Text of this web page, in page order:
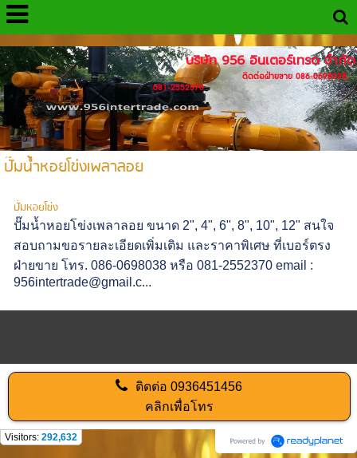
http://www.956intertrade.com
บริษัท 956 อินเตอร์เทรด จำกัด
ติดต่อฝ่ายขาย 086-0698038,
081-2552370
ปั๊มน้ำหอยโข่งเพลาลอย
ปั๊มหอยโข่ง
ปั๊มน้ำหอยโข่งเพลาลอย ขนาด 2", 4", 6", 8", 10", 12" สนใจ
สอบถามขอรายละเอียดเพิ่มเติม และราคาพิเศษ ที่เบอร์ตรง
ฝ่ายขาย โทร. 086-0698038 หรือ 081-2552370 email :
956intertrade@gmail.c...
ติดต่อ0936451456
คลิกเพื่อโทร
Visitors: 292,632